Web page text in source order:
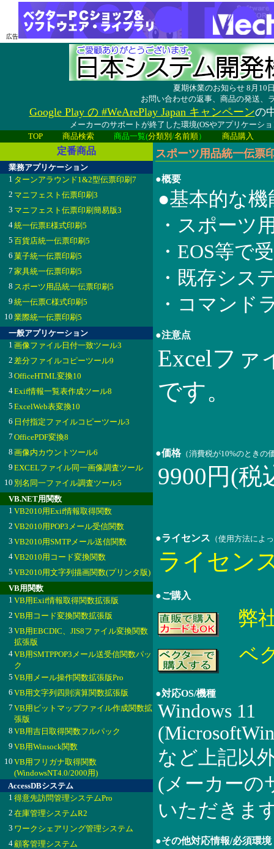
広告
夏期休業のお知らせ 8月10
お問い合わせの返事、商品の発送、
Google Play の #WeArePlay Japan キャンペーンの
メーカーのサポートが終了した環境(OSやアプリケーシ
TOP
商品検索 商品一覧(分類別 /名前順） 商品購入
定番商品
業務アプリケーション
1 ターンアラウンド1&2型伝票印刷7
2 マニフェスト伝票印刷3
3 マニフェスト伝票印刷簡易版3
4統一伝票E様式印刷5
5 百貨店統一伝票印刷5
6 菓子統一伝票印刷5
7 家具統一伝票印刷5
8 スポーツ用品統一伝票印刷5
9 統一伝票C様式印刷5
10 業際統一伝票印刷5
一般アプリケーション
1 画像ファイル日付一致ツール3
2 差分ファイルコピーツール9
3 OfficeHTML変換10
4Exif情報一覧表作成ツール8
5 ExcelWeb表変換10
6 日付指定ファイルコピーツール3
7 OfficePDF変換8
8 画像内カウントツール6
9 EXCELファイル同一画像調査ツール
10 別名同一ファイル調査ツール5
VB.NET用関数
1 VB2010用Exif情報取得関数
2 VB2010用POP3メール受信関数
3 VB2010用SMTPメール送信関数
4VB2010用コード変換関数
5 VB2010用文字列描画関数(プリンタ版)
VB用関数
1 VB用Exif情報取得関数拡張版
2 VB用コード変換関数拡張版
3 VB用EBCDIC、JIS8ファイル変換関数
拡張版
4VB用SMTPPOP3メール送受信関数パッ
ク
5 VB用メール操作関数拡張版Pro
6 VB用文字列四則演算関数拡張版
7 VB用ビットマップファイル作成関数拡
張版
8 VB用吉日取得関数フルパック
9 VB用Winsock関数
10 VB用フリガナ取得関数
(WindowsNT4.0/2000用)
AccessDBシステム
1 得意先訪問管理システムPro
2 在庫管理システムR2
3 ワークシェアリング管理システム
4顧客管理システム
スポーツ用品統一伝票
●概要
●基本的な機
・スポーツ
・EOS等で
・既存シス
・コマンド
●注意点
Excelファ
です。
●価格（消費税が10%のときの
9900円(税
●ライセンス （使用方法によ
ライセン
●ご購入
弊
ベ
●対応OS/機種
Windows 11
など上記以
(メーカーの
いただきま
●その他対応情報/必須環境